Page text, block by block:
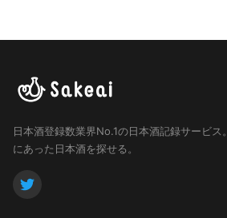
日本酒登録数業界No.1の日本酒記録サービス。
にあった日本酒を探せる。